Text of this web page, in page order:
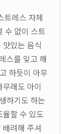
트레스 자체
수 없이 스트
있는 음식
스를 잊고 해
하듯이 아무
래도 아이
하기도 하는
할 수 있도
려해 주셔